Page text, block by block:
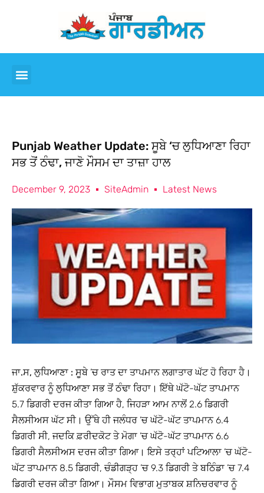
Punjab Weather Update: ਸੂਬੇ ‘ਚ ਲੁਧਿਆਣਾ ਰਿਹਾ
ਸਭ ਤੋਂ ਠੰਢਾ, ਜਾਣੋ ਮੌਸਮ ਦਾ ਤਾਜ਼ਾ ਹਾਲ
December 9, 2023 SiteAdmin Latest News
ਜਾ.ਸ, ਲੁਧਿਆਣਾ : ਸੂਬੇ ’ਚ ਰਾਤ ਦਾ ਤਾਪਮਾਨ ਲਗਾਤਾਰ ਘੱਟ ਹੋ ਰਿਹਾ ਹੈ।
ਸ਼ੁੱਕਰਵਾਰ ਨੂੰ ਲੁਧਿਆਣਾ ਸਭ ਤੋਂ ਠੰਢਾ ਰਿਹਾ। ਇੱਥੇ ਘੱਟੋ-ਘੱਟ ਤਾਪਮਾਨ
5.7 ਡਿਗਰੀ ਦਰਜ ਕੀਤਾ ਗਿਆ ਹੈ, ਜਿਹੜਾ ਆਮ ਨਾਲੋਂ 2.6 ਡਿਗਰੀ
ਸੈਲਸੀਅਸ ਘੱਟ ਸੀ। ਉੱਥੇ ਹੀ ਜਲੰਧਰ ’ਚ ਘੱਟੋ-ਘੱਟ ਤਾਪਮਾਨ 6.4
ਡਿਗਰੀ ਸੀ, ਜਦਕਿ ਫ਼ਰੀਦਕੋਟ ਤੇ ਮੋਗਾ ’ਚ ਘੱਟੋ-ਘੱਟ ਤਾਪਮਾਨ 6.6
ਡਿਗਰੀ ਸੈਲਸੀਅਸ ਦਰਜ ਕੀਤਾ ਗਿਆ। ਇਸੇ ਤਰ੍ਹਾਂ ਪਟਿਆਲਾ ’ਚ ਘੱਟੋ-
ਘੱਟ ਤਾਪਮਾਨ 8.5 ਡਿਗਰੀ, ਚੰਡੀਗੜ੍ਹ ’ਚ 9.3 ਡਿਗਰੀ ਤੇ ਬਠਿੰਡਾ ’ਚ 7.4
ਡਿਗਰੀ ਦਰਜ ਕੀਤਾ ਗਿਆ। ਮੌਸਮ ਵਿਭਾਗ ਮੁਤਾਬਕ ਸ਼ਨਿਚਰਵਾਰ ਨੂੰ